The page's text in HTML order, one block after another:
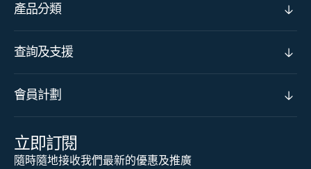
產品分類
查詢及支援
會員計劃
立即訂閱
隨時隨地接收我們最新的優惠及推廣